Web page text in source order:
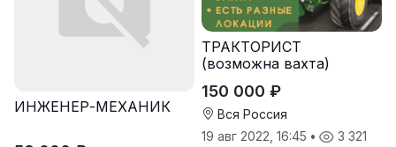
ИНЖЕНЕР-МЕХАНИК
ТРАКТОРИСТ
(возможна вахта)
150 000 ₽
Вся Россия
19 авг 2022, 16:45 • 3 321